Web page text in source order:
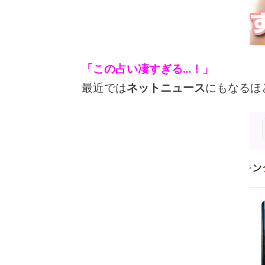
「この占い凄すぎる…！」
最近ではネットニュースにもなるほ